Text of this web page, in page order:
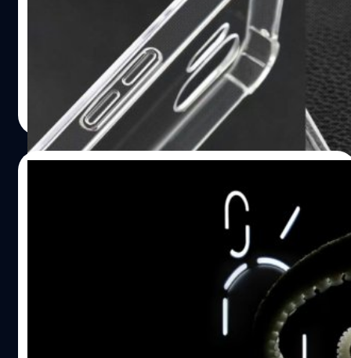
ล่าสุดมีภาพหลุดเคส TPU ของ Nothing Phone 2 ออกมาให้
รับชมกันก่อนเปิดตัวด้วย โดยภาพเหล่านี้ถูกเผยแพร่โดย
อลิญฑณัฐน์ กิจชิระสกุล| 1149 days ago
Read More
รอแล้ว ! Twitter ของ Nothing ประกาศจัด
งานเปิดตัว Nothing Phone(2) 11 กรกฎาคม
แอคเคานท์ทวิตเตอร์ของ Nothing ประกาศจัดงานเปิดตัว
Nothing Phone(2) ในวันที่ 11 กรกฎาคม เวลา 4 ทุ่ม ผ่าน